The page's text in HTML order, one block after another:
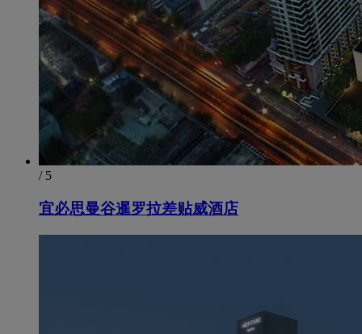
/ 5
宜必思曼谷暹罗拉差贴威酒店